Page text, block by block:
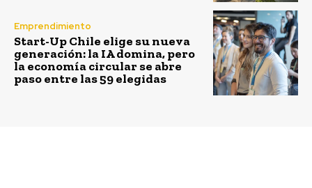
Emprendimiento
Start-Up Chile elige su nueva
generación: la IA domina, pero
la economía circular se abre
paso entre las 59 elegidas